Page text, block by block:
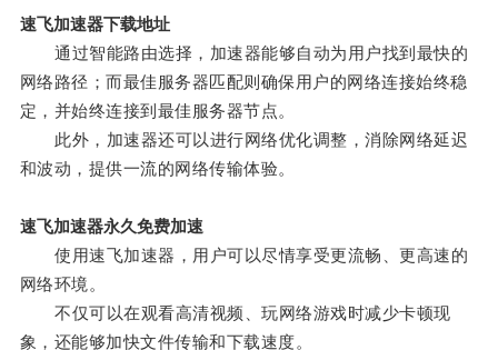
速飞加速器下载地址
通过智能路由选择，加速器能够自动为用户找到最快的
网络路径；而最佳服务器匹配则确保用户的网络连接始终稳
定，并始终连接到最佳服务器节点。
此外，加速器还可以进行网络优化调整，消除网络延迟
和波动，提供一流的网络传输体验。
速飞加速器永久免费加速
使用速飞加速器，用户可以尽情享受更流畅、更高速的
网络环境。
不仅可以在观看高清视频、玩网络游戏时减少卡顿现
象，还能够加快文件传输和下载速度。